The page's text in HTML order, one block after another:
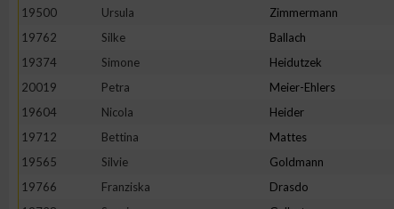
19500
Ursula Zimmermann
19762
Silke Ballach
19374
Simone Heidutzek
20019
Petra Meier-Ehlers
19604
Nicola Heider
19712
Bettina Mattes
19565
Silvie Goldmann
19766
Franziska Drasdo